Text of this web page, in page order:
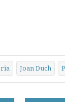
Joan Duch